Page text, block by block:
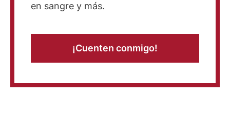
en sangre y más.
¡Cuenten conmigo!